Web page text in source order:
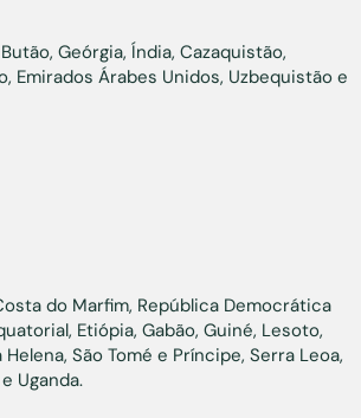
Geórgia, Índia, Cazaquistão,
Emirados Árabes Unidos, Uzbequistão e
do Marfim, República Democrática
Etiópia, Gabão, Guiné, Lesoto,
Helena, São Tomé e Príncipe, Serra Leoa,
Uganda.